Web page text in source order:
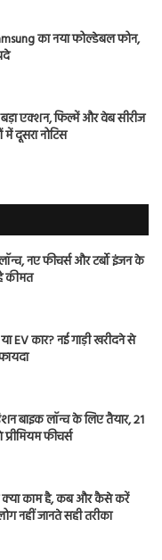
का नया फोल्डेबल फोन,
एक्शन, फिल्में और वेब सीरीज
में दूसरा नोटिस
नए फीचर्स और टर्बो इंजन के
कीमत
EV कार? नई गाड़ी खरीदने से
बाइक लॉन्च के लिए तैयार, 21
फीचर्स
क्या काम है, कब और कैसे करें
नहीं जानते सही तरीका